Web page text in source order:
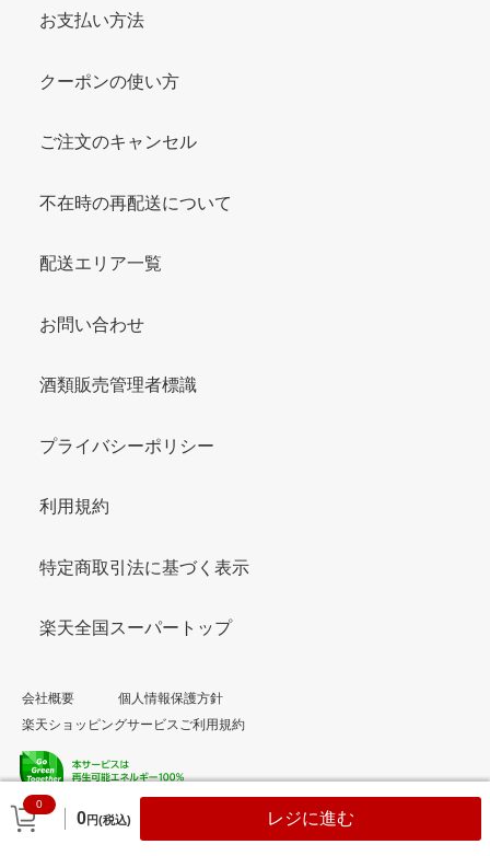
0
0円(税込) レジに進む
お支払い方法
クーポンの使い方
ご注文のキャンセル
不在時の再配送について
配送エリア一覧
お問い合わせ
酒類販売管理者標識
プライバシーポリシー
利用規約
特定商取引法に基づく表示
楽天全国スーパートップ
会社概要
個人情報保護方針
楽天ショッピングサービスご利用規約
© Rakuten Group, Inc.